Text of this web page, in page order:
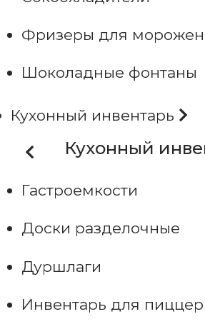
Фризеры для
Шоколадные фонтаны
Кухонный инвентарь
Кухонный
Гастроемкости
Доски разделочные
Дуршлаги
Инвентарь для